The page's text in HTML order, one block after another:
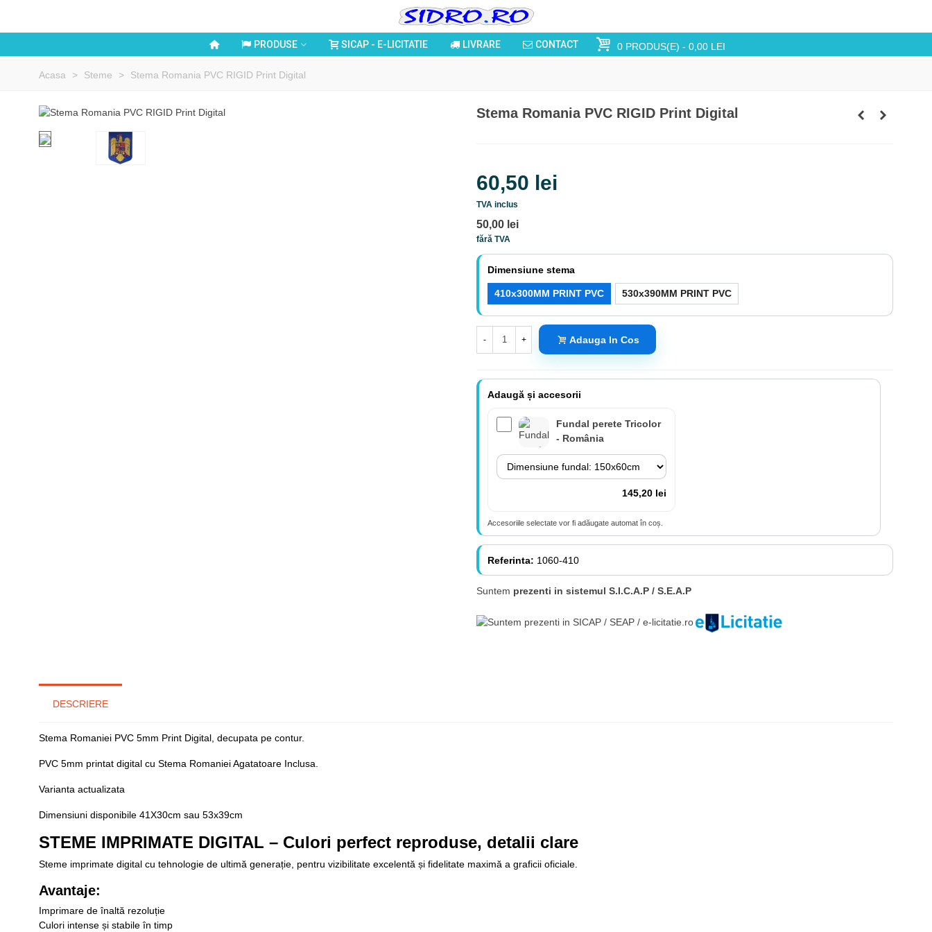
PRODUSE SICAP - E-LICITATIE LIVRARE CONTACT 0 PRODUS(E) - 0,00 LEI
Acasa > Steme > Stema Romania PVC RIGID Print Digital
Stema Romania PVC RIGID Print Digital
60,50 lei
TVA inclus
50,00 lei
fără TVA
Dimensiune stema
410x300MM PRINT PVC 530x390MM PRINT PVC
- + Adauga In Cos
Adaugă și accesorii
Fundal perete Tricolor
- România
145,20 lei
Accesoriile selectate vor fi adăugate automat în coș.
Referinta: 1060-410
Suntem prezenti in sistemul S.I.C.A.P / S.E.A.P
DESCRIERE
Stema Romaniei PVC 5mm Print Digital, decupata pe contur.
PVC 5mm printat digital cu Stema Romaniei Agatatoare Inclusa.
Varianta actualizata
Dimensiuni disponibile 41X30cm sau 53x39cm
STEME IMPRIMATE DIGITAL – Culori perfect reproduse, detalii clare
Steme imprimate digital cu tehnologie de ultimă generație, pentru vizibilitate excelentă și fidelitate maximă a graficii oficiale.
Avantaje:
Imprimare de înaltă rezoluție
Culori intense și stabile în timp